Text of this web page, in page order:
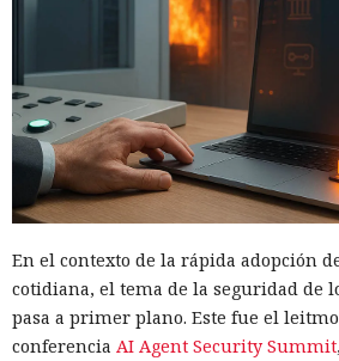
En el contexto de la rápida adopción
cotidiana, el tema de la seguridad de
pasa a primer plano. Este fue el
conferencia AI Agent Security Summit